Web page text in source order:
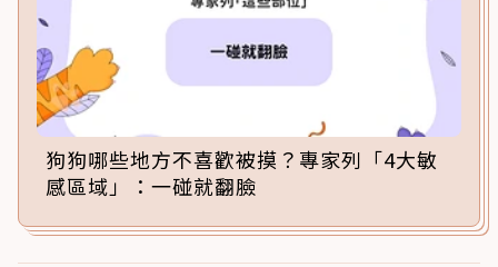
狗狗哪些地方不喜歡被摸？專家列「4大敏
感區域」：一碰就翻臉